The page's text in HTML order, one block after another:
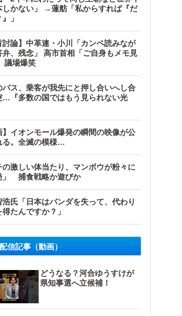
結果がVCR。お前らVCR向いてるよ」→大炎上他
しかない」 →蓮舫「私からすれば『だ
」
討論】中革連・小川「カンペ読みなが
弁、残念」 高市首相「ご自身もメモ見
議場爆笑
バス、乗客が我先にと押し合いへし合
…『多数の国ではもう見られない光
】イオンモール爆発の瞬間の映像が公
る。全滅の模様…
の激しい体当たり、マンボウが粉々に
」 捕食戦略か遊びか
浩氏「日本はパンダを失って、代わり
たんですか？」
信記事（動画）
どうなる？河合ゆうすけが
県知事選へ立候補！